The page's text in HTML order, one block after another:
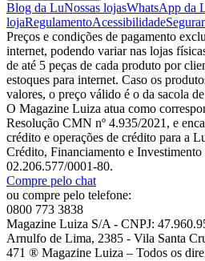
Blog da LuNossas lojasWhatsApp da
lojaRegulamentoAcessibilidade
Preços e condições de pagamento
internet, podendo variar nas lojas
de até 5 peças de cada produto por
estoques para internet. Caso os
valores, o preço válido é o da sacola
O Magazine Luiza atua como
Resolução CMN nº 4.935/2021, e
crédito e operações de crédito para a
Crédito, Financiamento e
02.206.577/0001-80.
Compre pelo chat
ou compre pelo telefone:
0800 773 3838
Magazine Luiza S/A - CNPJ:
Arnulfo de Lima, 2385 - Vila Santa
471 ® Magazine Luiza – Todos os